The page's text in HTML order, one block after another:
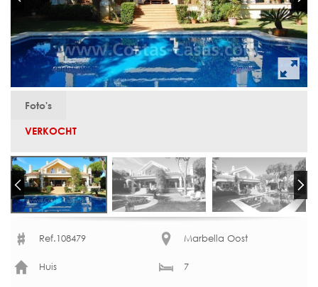
Foto's
VERKOCHT
Ref.108479 Marbella Oost
Huis 7